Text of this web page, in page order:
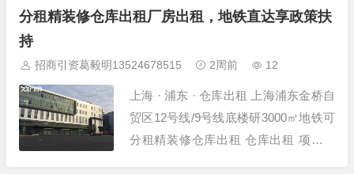
号线地铁站 建筑面积 3000㎡ 层高 4.5
分租精装修仓库出租厂房出租，地铁直达享政策扶
持
招商引资葛毅明13524678515 2周前 12
上海 · 浦东 · 仓库出租 上海浦东金桥自
贸区12号线/9号线底楼研3000㎡地铁可
分租精装修仓库出租 仓库出租 项目详